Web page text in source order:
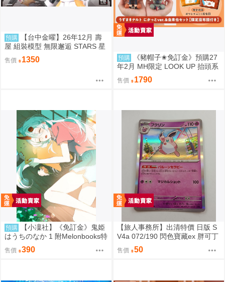
預購
【台中金曜】26年12月 壽
屋 組裝模型 無限邂逅 STARS 星
星 女僕服Ver 0904
售價 1350 預購
《豬帽子✬免訂金》預購27
年2月 MH限定 LOOK UP 抬頭系
列 火影忍者疾風傳 漩渦鳴人&自
來也 套組 0812
售價 1790
預購
【小凜社】《免訂金》鬼姫
はうちのなか 1 附Melonbooks特
售價 390
【旅人事務所】出清特價 日版 S
V4a 072/190 閃色寶藏ex 胖可丁
閃卡 PTCG 寶可夢 卡牌【原售價
200元 特價50元】
售價 50